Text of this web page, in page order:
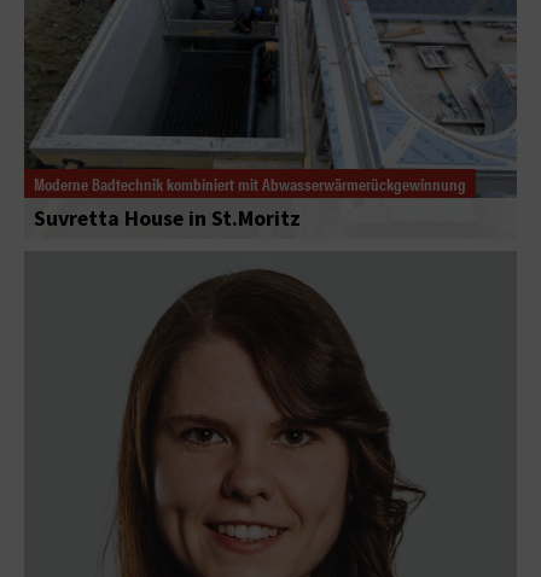
Moderne Badtechnik kombiniert mit Abwasserwärmerückgewinnung
Suvretta House in St.Moritz